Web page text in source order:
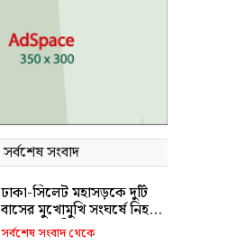
সর্বশেষ সংবাদ
ঢাকা-সিলেট মহাসড়কে দুটি
বাসের মুখোমুখি সংঘর্ষে নিহত
৯ জনের পরিচয় শনাক্ত
সর্বশেষ সংবাদ থেকে